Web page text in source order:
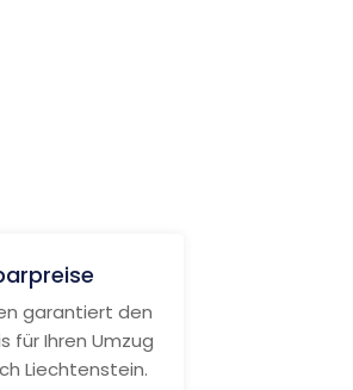
garantiert den
für Ihren Umzug
Liechtenstein.